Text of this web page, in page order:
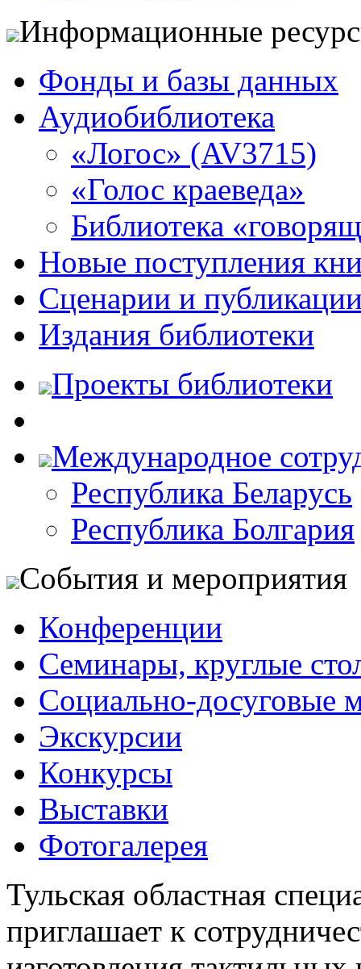
Информационные
Фонды и базы данных
Аудиобиблиотека
«Логос» (AV3715)
«Голос краеведа»
Библиотека
Новые поступления
Сценарии и
Издания библиотеки
Проекты библиотеки
Международное
Республика Беларусь
Республика Болгария
События и мероприятия
Конференции
Семинары, круглые
Социально-досуговые
Экскурсии
Конкурсы
Выставки
Фотогалерея
Тульская областная
приглашает к